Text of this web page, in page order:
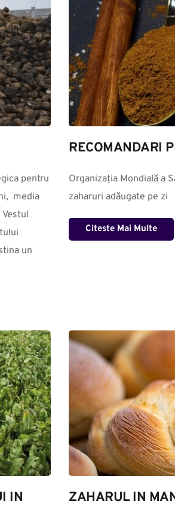
pentru
media
un
RECOMANDARI
Organizația Mondială a
zaharuri adăugate pe zi
Citeste Mai Multe
IN
ZAHARUL IN